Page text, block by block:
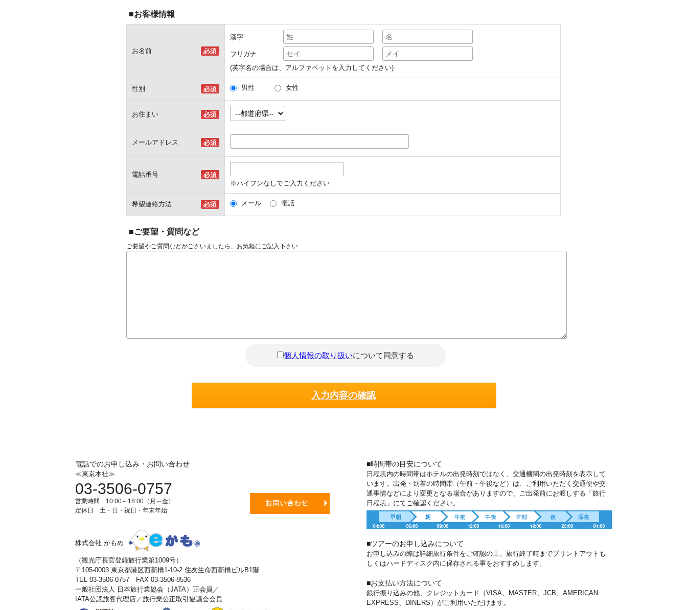
■お客様情報
お名前
漢字
フリガナ
(英字名の場合は、アルファベットを入力してください)
性別 男性 女性
お住まい
メールアドレス
電話番号
※ハイフンなしでご入力ください
希望連絡方法 メール 電話
■ご要望・質問など
ご要望やご質問などがございましたら、お気軽にご記入下さい
個人情報の取り扱いについて同意する
電話でのお申し込み・お問い合わせ
≪東京本社≫
03-3506-0757
営業時間 10:00～18:00（月～金）
定休日 土・日・祝日・年末年始
株式会社 かもめ
（観光庁長官登録旅行業第1009号）
〒105-0003 東京都港区西新橋1-10-2 住友生命西新橋ビルB1階
TEL 03-3506-0757 FAX 03-3506-8536
一般社団法人 日本旅行業協会（JATA）正会員／
IATA公認旅客代理店／旅行業公正取引協議会会員
■時間帯の目安について
日程表内の時間帯はホテルの出発時刻ではなく、交通機関の出発時刻を表示して
います。出発・到着の時間帯（午前・午後など）は、ご利用いただく交通便や交
通事情などにより変更となる場合がありますので、ご出発前にお渡しする「旅行
日程表」にてご確認ください。
■ツアーのお申し込みについて
お申し込みの際は詳細旅行条件をご確認の上、旅行終了時までプリントアウトも
しくはハードディスク内に保存される事をおすすめします。
■お支払い方法について
銀行振り込みの他、クレジットカード（VISA、MASTER、JCB、AMERICAN
EXPRESS、DINERS）がご利用いただけます。